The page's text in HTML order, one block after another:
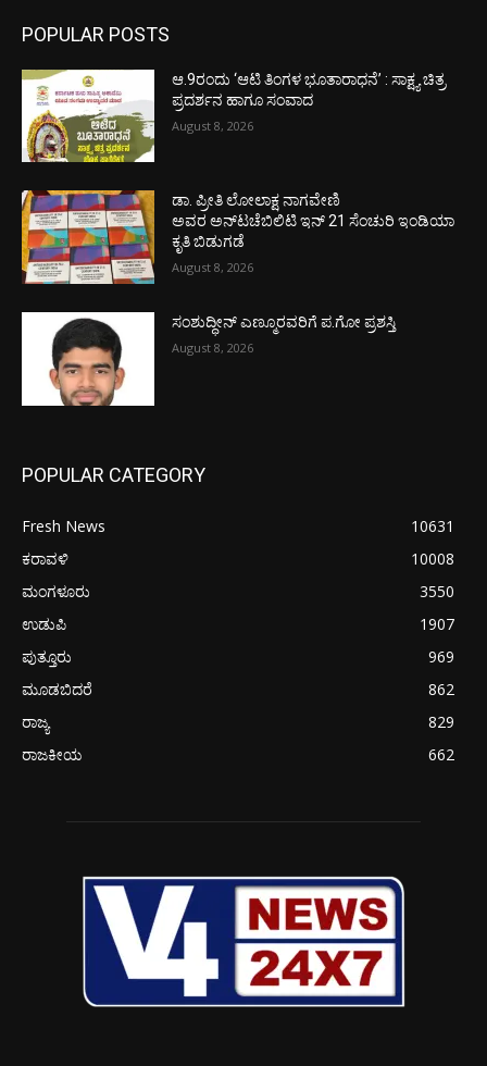
POPULAR POSTS
ಆ.9ರಂದು ‘ಆಟಿ ತಿಂಗಳ ಭೂತಾರಾಧನೆ’ : ಸಾಕ್ಷ್ಯ ಚಿತ್ರ
ಪ್ರದರ್ಶನ ಹಾಗೂ ಸಂವಾದ
August 8, 2026
ಡಾ. ಪ್ರೀತಿ ಲೋಲಾಕ್ಷ ನಾಗವೇಣಿ
ಅವರ ಅನ್‌ಟಚೆಬಿಲಿಟಿ ಇನ್ 21 ಸೆಂಚುರಿ ಇಂಡಿಯಾ
ಕೃತಿ ಬಿಡುಗಡೆ
August 8, 2026
ಸಂಶುದ್ಧೀನ್ ಎಣ್ಮೂರವರಿಗೆ ಪ.ಗೋ ಪ್ರಶಸ್ತಿ
August 8, 2026
POPULAR CATEGORY
Fresh News
10631
ಕರಾವಳಿ
10008
ಮಂಗಳೂರು
3550
ಉಡುಪಿ
1907
ಪುತ್ತೂರು
969
ಮೂಡಬಿದರೆ
862
ರಾಜ್ಯ
829
ರಾಜಕೀಯ
662